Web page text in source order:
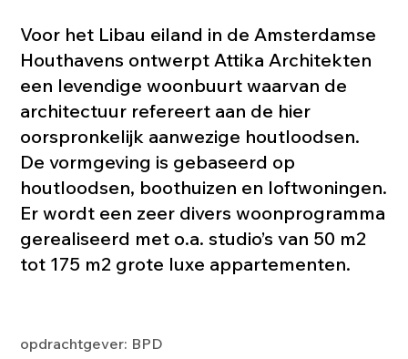
Voor het Libau eiland in de Amsterdamse
Houthavens ontwerpt Attika Architekten
een levendige woonbuurt waarvan de
architectuur refereert aan de hier
oorspronkelijk aanwezige houtloodsen.
De vormgeving is gebaseerd op
houtloodsen, boothuizen en loftwoningen.
Er wordt een zeer divers woonprogramma
gerealiseerd met o.a. studio’s van 50 m2
tot 175 m2 grote luxe appartementen.
opdrachtgever: BPD